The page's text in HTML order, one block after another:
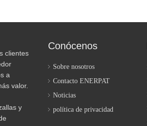
clientes
a
valor.
y
Conócenos
Sobre nosotros
Contacto ENERPAT
Noticias
política de privacidad